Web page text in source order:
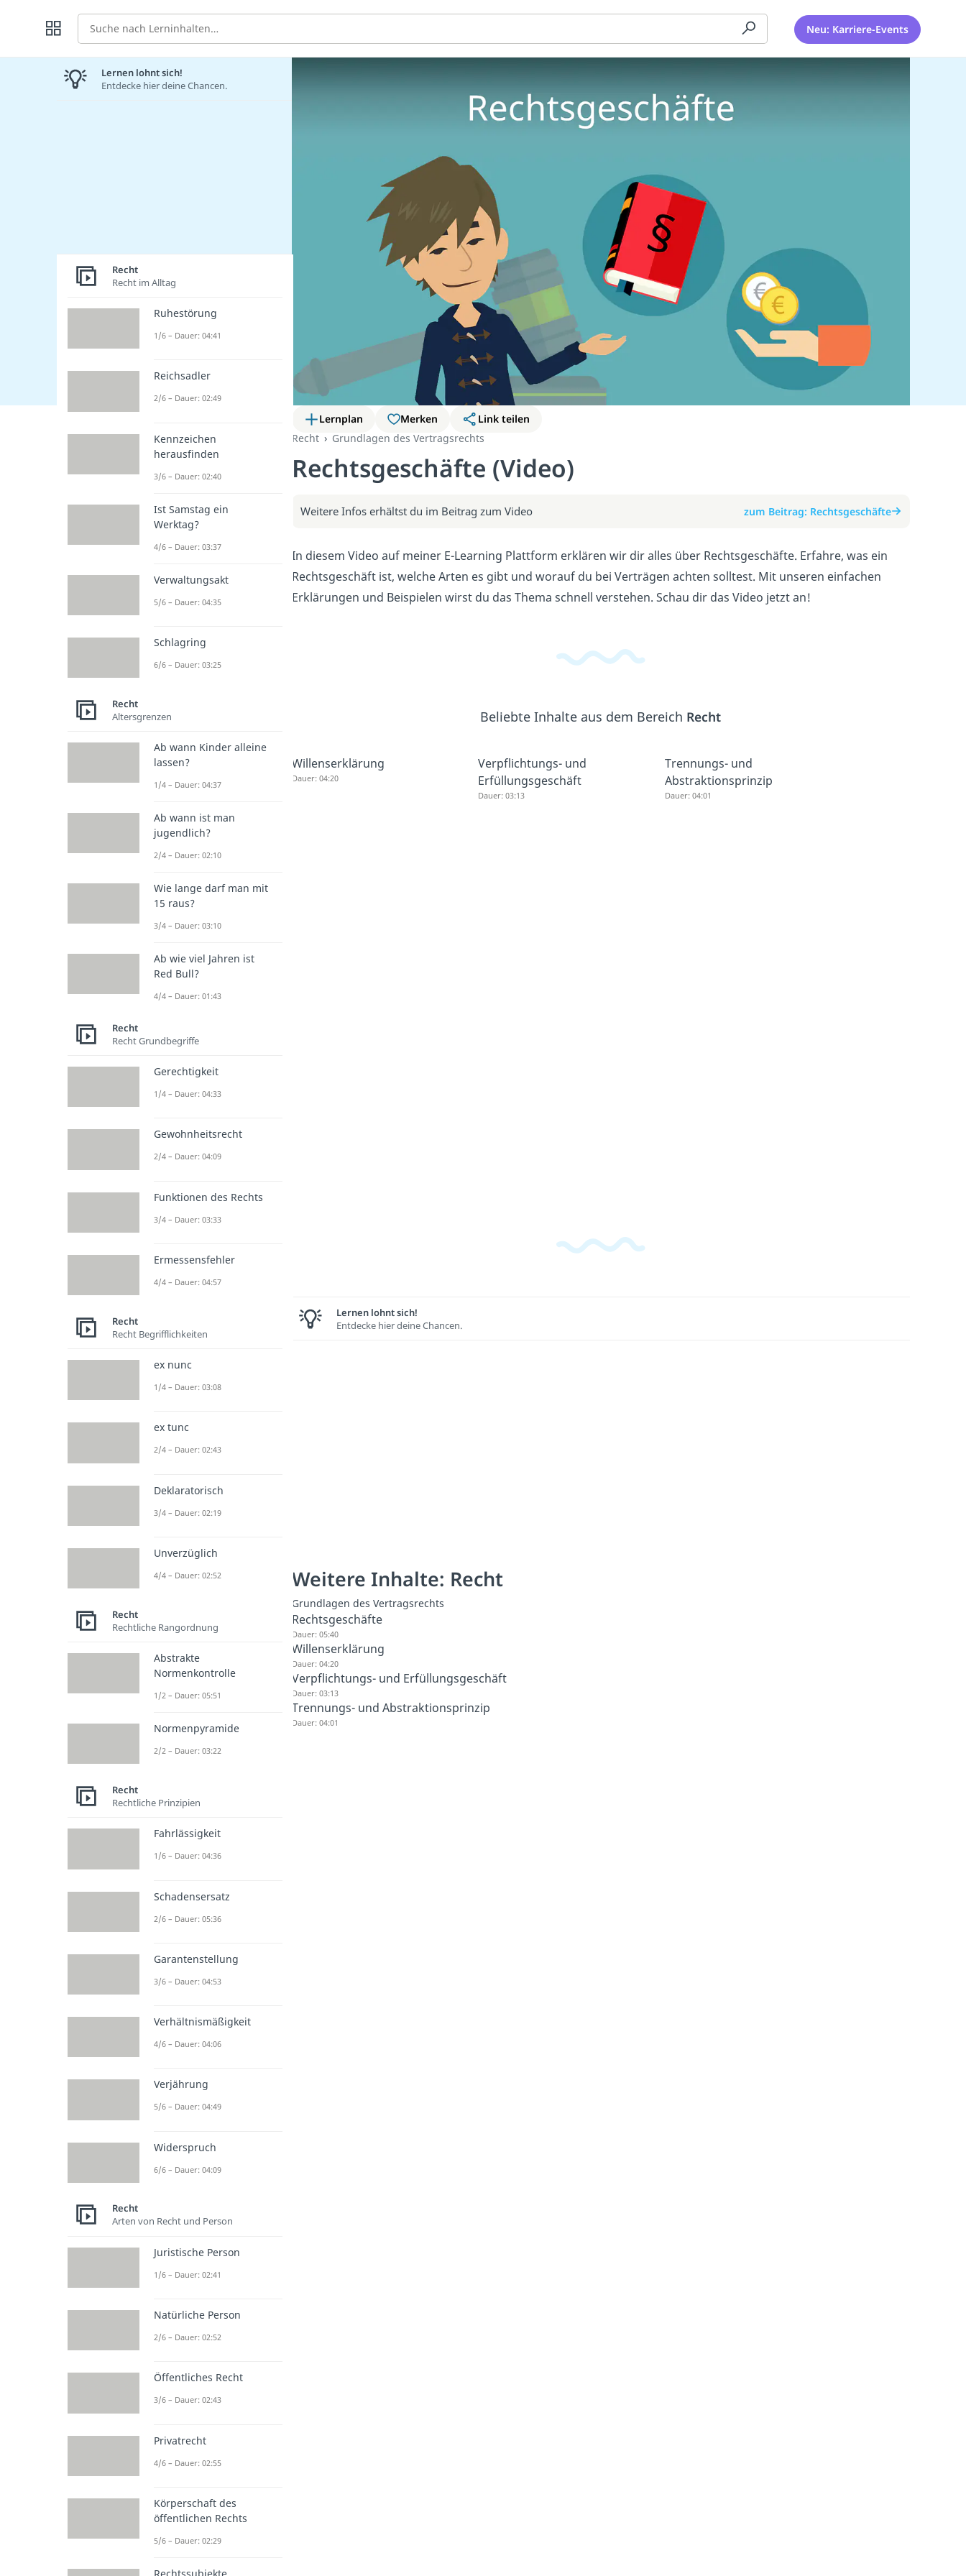
Suche Neu: Karriere-Events
Lernplan Merken
Link teilen
Recht
Grundlagen des Vertragsrechts
Rechtsgeschäfte (Video)
Weitere Infos erhältst du im Beitrag zum Video zum Beitrag: Rechtsgeschäfte
In diesem Video auf meiner E-Learning Plattform erklären wir dir alles über Rechtsgeschäfte. Erfahre, was ein
Rechtsgeschäft ist, welche Arten es gibt und worauf du bei Verträgen achten solltest. Mit unseren einfachen
Erklärungen und Beispielen wirst du das Thema schnell verstehen. Schau dir das Video jetzt an!
Beliebte Inhalte aus dem Bereich Recht
Willenserklärung
Dauer: 04:20
Verpflichtungs- und
Erfüllungsgeschäft
Dauer: 03:13
Trennungs- und
Abstraktionsprinzip
Dauer: 04:01
Lernen lohnt sich!
Entdecke hier deine Chancen.
Weitere Inhalte: Recht
Grundlagen des Vertragsrechts
Rechtsgeschäfte
Dauer: 05:40
Willenserklärung
Dauer: 04:20
Verpflichtungs- und Erfüllungsgeschäft
Dauer: 03:13
Trennungs- und Abstraktionsprinzip
Dauer: 04:01
Lernen lohnt sich!
Entdecke hier deine Chancen.
Recht
Recht im Alltag
Ruhestörung
1/6 – Dauer: 04:41
Reichsadler
2/6 – Dauer: 02:49
Kennzeichen
herausfinden
3/6 – Dauer: 02:40
Ist Samstag ein
Werktag?
4/6 – Dauer: 03:37
Verwaltungsakt
5/6 – Dauer: 04:35
Schlagring
6/6 – Dauer: 03:25
Recht
Altersgrenzen
Ab wann Kinder alleine
lassen?
1/4 – Dauer: 04:37
Ab wann ist man
jugendlich?
2/4 – Dauer: 02:10
Wie lange darf man mit
15 raus?
3/4 – Dauer: 03:10
Ab wie viel Jahren ist
Red Bull?
4/4 – Dauer: 01:43
Recht
Recht Grundbegriffe
Gerechtigkeit
1/4 – Dauer: 04:33
Gewohnheitsrecht
2/4 – Dauer: 04:09
Funktionen des Rechts
3/4 – Dauer: 03:33
Ermessensfehler
4/4 – Dauer: 04:57
Recht
Recht Begrifflichkeiten
ex nunc
1/4 – Dauer: 03:08
ex tunc
2/4 – Dauer: 02:43
Deklaratorisch
3/4 – Dauer: 02:19
Unverzüglich
4/4 – Dauer: 02:52
Recht
Rechtliche Rangordnung
Abstrakte
Normenkontrolle
1/2 – Dauer: 05:51
Normenpyramide
2/2 – Dauer: 03:22
Recht
Rechtliche Prinzipien
Fahrlässigkeit
1/6 – Dauer: 04:36
Schadensersatz
2/6 – Dauer: 05:36
Garantenstellung
3/6 – Dauer: 04:53
Verhältnismäßigkeit
4/6 – Dauer: 04:06
Verjährung
5/6 – Dauer: 04:49
Widerspruch
6/6 – Dauer: 04:09
Recht
Arten von Recht und Person
Juristische Person
1/6 – Dauer: 02:41
Natürliche Person
2/6 – Dauer: 02:52
Öffentliches Recht
3/6 – Dauer: 02:43
Privatrecht
4/6 – Dauer: 02:55
Körperschaft des
öffentlichen Rechts
5/6 – Dauer: 02:29